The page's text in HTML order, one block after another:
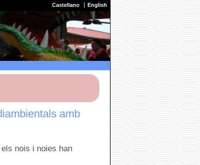
Castellano English
amb
nois i noies han